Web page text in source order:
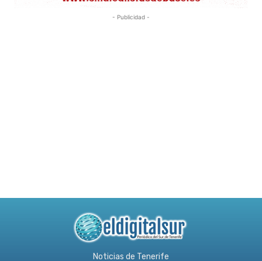
- Publicidad -
Noticias de Tenerife